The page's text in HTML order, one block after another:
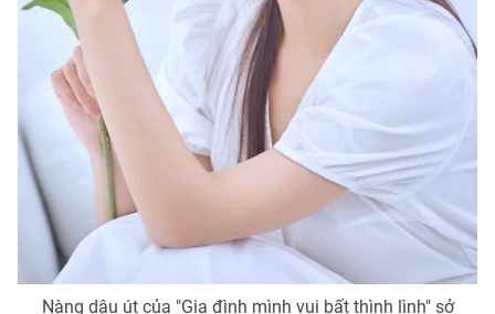
VTV Sức khoẻ Bất động sản
Thị trường 24h Tấm lòng Việt
VTV4 Vươn mình bằng AI
VTV9 VTV8
Nàng dâu út của "Gia đình mình vui bất thình lình" sở